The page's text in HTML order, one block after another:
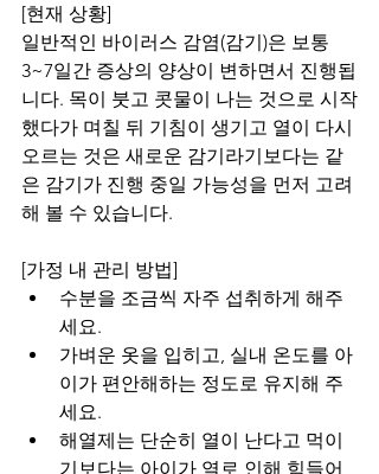
[현재 상황]
일반적인 바이러스 감염(감기)은 보통
3~7일간 증상의 양상이 변하면서 진행됩
니다. 목이 붓고 콧물이 나는 것으로 시작
했다가 며칠 뒤 기침이 생기고 열이 다시
오르는 것은 새로운 감기라기보다는 같
은 감기가 진행 중일 가능성을 먼저 고려
해 볼 수 있습니다.
[가정 내 관리 방법]
수분을 조금씩 자주 섭취하게 해주
세요.
가벼운 옷을 입히고, 실내 온도를 아
이가 편안해하는 정도로 유지해 주
세요.
해열제는 단순히 열이 난다고 먹이
기보다는 아이가 열로 인해 힘들어